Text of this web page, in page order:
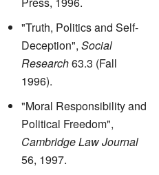
"Truth, Politics and Self-
Deception", Social
Research63.3 (Fall
1996).
"Moral Responsibility and
Political Freedom",
Cambridge Law Journal
56, 1997.